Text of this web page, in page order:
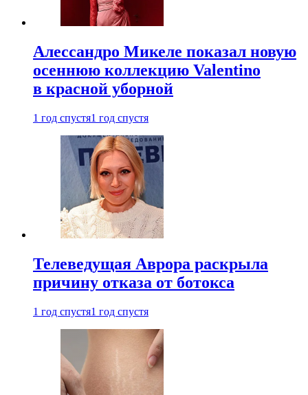
Алессандро Микеле показал новую
осеннюю коллекцию Valentino
в красной уборной
1 год спустя1 год спустя
Телеведущая Аврора раскрыла
причину отказа от ботокса
1 год спустя1 год спустя